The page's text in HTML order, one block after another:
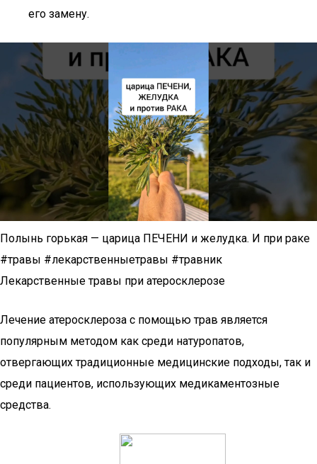
его замену.
Полынь горькая — царица ПЕЧЕНИ и желудка. И при раке
#травы #лекарственныетравы #травник
Лекарственные травы при атеросклерозе
Лечение атеросклероза с помощью трав является
популярным методом как среди натуропатов,
отвергающих традиционные медицинские подходы, так и
среди пациентов, использующих медикаментозные
средства.